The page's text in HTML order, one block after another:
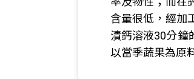
含量很低，經加
漬鈣溶液30分鐘
以當季蔬果為原